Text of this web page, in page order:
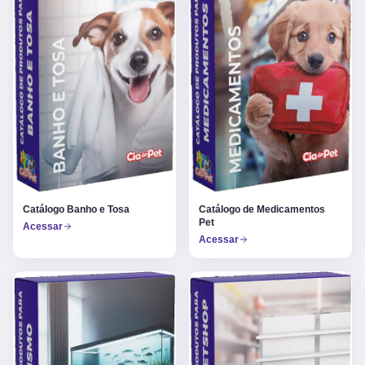
Catálogo Banho e Tosa
Acessar
Catálogo de Medicamentos
Pet
Acessar